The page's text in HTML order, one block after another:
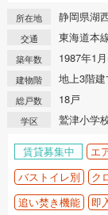
所在地 静岡県湖
交通 東海道本
築年数 1987年1
建物階 地上3階建
総戸数 18戸
学区 鷲津小学
賃貸募集中 エ
バストイレ別
ク
追い焚き機能
即